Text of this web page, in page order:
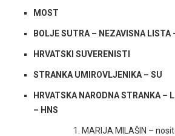
MOST
BOLJE SUTRA – NEZAVISNA LISTA
HRVATSKI SUVERENISTI
STRANKA UMIROVLJENIKA – SU
HRVATSKA NARODNA STRANKA –
– HNS
MARIJA MILAŠIN –